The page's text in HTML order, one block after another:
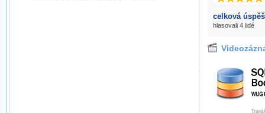
celková
hlasovali 4 lidé